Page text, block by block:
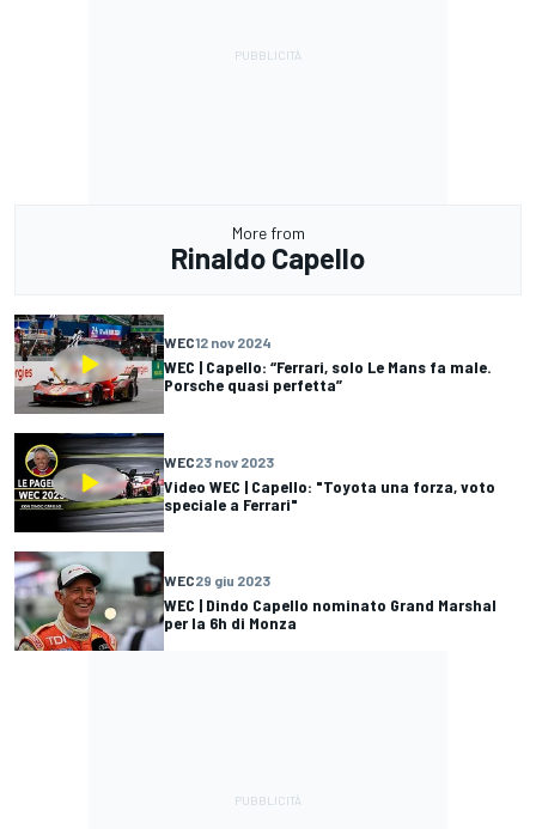
More from
Rinaldo Capello
WEC12 nov 2024
WEC | Capello: “Ferrari, solo Le Mans fa male.
Porsche quasi perfetta”
WEC23 nov 2023
Video WEC | Capello: "Toyota una forza, voto
speciale a Ferrari"
WEC29 giu 2023
WEC | Dindo Capello nominato Grand Marshal
per la 6h di Monza